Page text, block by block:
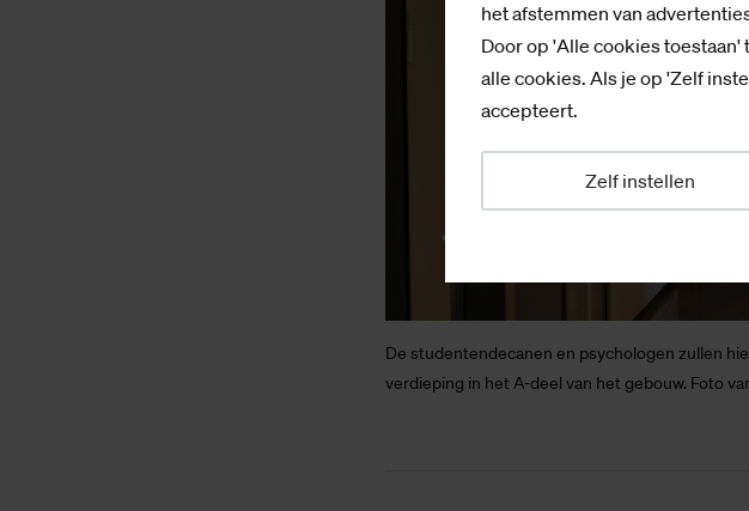
het afstemmen van
Door op 'Alle cookies
alle cookies. Als je op 'Zelf
accepteert.
Zelf instellen
De studentendecanen en psychologen zullen
verdieping in het A-deel van het gebouw. Foto